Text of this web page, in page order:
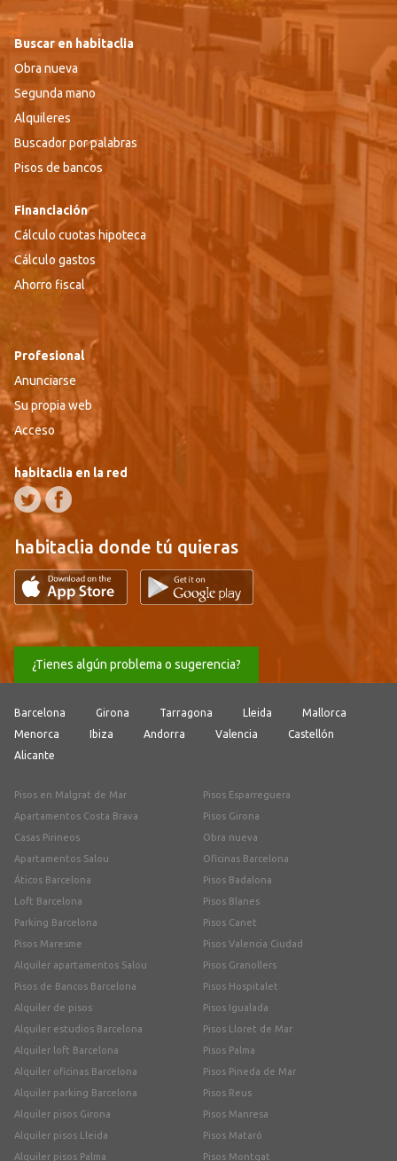
Buscar en habitaclia
Obra nueva
Segunda mano
Alquileres
Buscador por palabras
Pisos de bancos
Financiación
Cálculo cuotas hipoteca
Cálculo gastos
Ahorro fiscal
Profesional
Anunciarse
Su propia web
Acceso
habitaclia en la red
habitaclia donde tú quieras
¿Tienes algún problema o sugerencia?
Barcelona Girona Tarragona Lleida
Mallorca
Menorca
Ibiza Andorra Valencia
Castellón
Alicante
Pisos en Malgrat de Mar
Apartamentos Costa Brava
Casas Pirineos
Apartamentos Salou
Áticos Barcelona
Loft Barcelona
Parking Barcelona
Pisos Maresme
Alquiler apartamentos Salou
Pisos de Bancos Barcelona
Alquiler de pisos
Alquiler estudios Barcelona
Alquiler loft Barcelona
Alquiler oficinas Barcelona
Alquiler parking Barcelona
Alquiler pisos Girona
Alquiler pisos Lleida
Alquiler pisos Palma
Pisos Esparreguera
Pisos Girona
Obra nueva
Oficinas Barcelona
Pisos Badalona
Pisos Blanes
Pisos Canet
Pisos Valencia Ciudad
Pisos Granollers
Pisos Hospitalet
Pisos Igualada
Pisos Lloret de Mar
Pisos Palma
Pisos Pineda de Mar
Pisos Reus
Pisos Manresa
Pisos Mataró
Pisos Montgat